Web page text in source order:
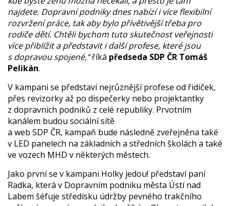
najdete. Dopravní podniky dnes nabízí i více flexibilní
rozvržení práce, tak aby bylo přívětivější třeba pro
rodiče dětí. Chtěli bychom tuto skutečnost veřejnosti
více přiblížit a představit i další profese, které jsou
s dopravou spojené,“říká předseda SDP ČR Tomáš
Pelikán.
V kampani se představí nejrůznější profese od řidiček,
přes revizorky až po dispečerky nebo projektantky
z dopravních podniků z celé republiky. Prvotním
kanálem budou sociální sítě
a web SDP ČR, kampaň bude následně zveřejněna také
v LED panelech na základních a středních školách a také
ve vozech MHD v některých městech.
Jako první se v kampani Holky jedou! představí paní
Radka, která v Dopravním podniku města Ústí nad
Labem šéfuje středisku údržby pevného trakčního